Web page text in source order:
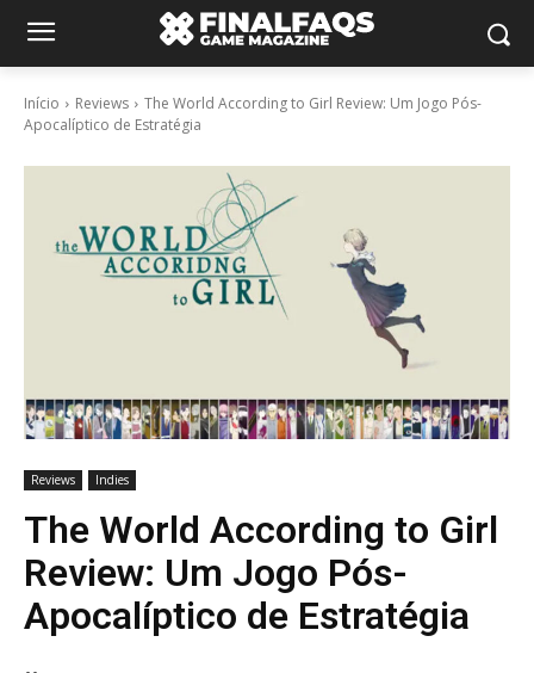
Início Reviews
The World According to Girl Review: Um Jogo Pós-
Apocalíptico de Estratégia
Reviews Indies
The World According to Girl
Review: Um Jogo Pós-
Apocalíptico de Estratégia